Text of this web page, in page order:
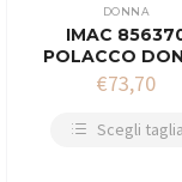
DONNA
IMAC
POLACCO
€73,70
Scegli taglia